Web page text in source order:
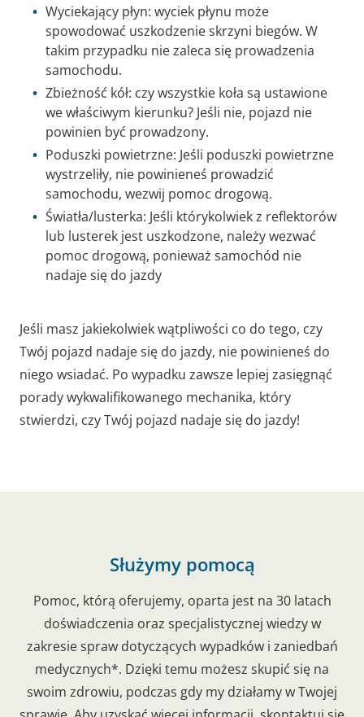
Wyciekający płyn: wyciek płynu może
spowodować uszkodzenie skrzyni biegów. W
takim przypadku nie zaleca się prowadzenia
samochodu.
Zbieżność kół: czy wszystkie koła są ustawione
we właściwym kierunku? Jeśli nie, pojazd nie
powinien być prowadzony.
Poduszki powietrzne: Jeśli poduszki powietrzne
wystrzeliły, nie powinieneś prowadzić
samochodu, wezwij pomoc drogową.
Światła/lusterka: Jeśli którykolwiek z reflektorów
lub lusterek jest uszkodzone, należy wezwać
pomoc drogową, ponieważ samochód nie
nadaje się do jazdy
Jeśli masz jakiekolwiek wątpliwości co do tego, czy
Twój pojazd nadaje się do jazdy, nie powinieneś do
niego wsiadać. Po wypadku zawsze lepiej zasięgnąć
porady wykwalifikowanego mechanika, który
stwierdzi, czy Twój pojazd nadaje się do jazdy!
Służymy pomocą
Pomoc, którą oferujemy, oparta jest na 30 latach
doświadczenia oraz specjalistycznej wiedzy w
zakresie spraw dotyczących wypadków i zaniedbań
medycznych*. Dzięki temu możesz skupić się na
swoim zdrowiu, podczas gdy my działamy w Twojej